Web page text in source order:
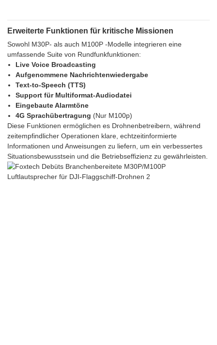
Erweiterte Funktionen für kritische Missionen
Sowohl M30P- als auch M100P -Modelle integrieren eine
umfassende Suite von Rundfunkfunktionen:
Live Voice Broadcasting
Aufgenommene Nachrichtenwiedergabe
Text-to-Speech (TTS)
Support für Multiformat-Audiodatei
Eingebaute Alarmtöne
4G Sprachübertragung (Nur M100p)
Diese Funktionen ermöglichen es Drohnenbetreibern, während
zeitempfindlicher Operationen klare, echtzeitinformierte
Informationen und Anweisungen zu liefern, um ein verbessertes
Situationsbewusstsein und die Betriebseffizienz zu gewährleisten.